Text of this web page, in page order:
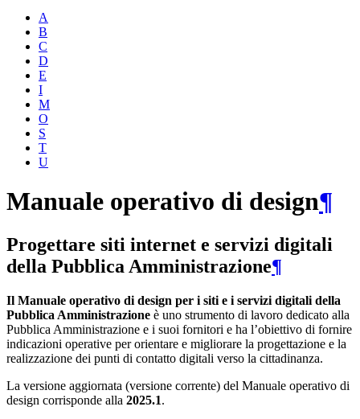
A
B
C
D
E
I
M
O
S
T
U
Manuale operativo di design¶
Progettare siti internet e servizi digitali
della Pubblica Amministrazione¶
Il Manuale operativo di design per i siti e i servizi digitali della
Pubblica Amministrazione è uno strumento di lavoro dedicato alla
Pubblica Amministrazione e i suoi fornitori e ha l’obiettivo di fornire
indicazioni operative per orientare e migliorare la progettazione e la
realizzazione dei punti di contatto digitali verso la cittadinanza.
La versione aggiornata (versione corrente) del Manuale operativo di
design corrisponde alla 2025.1.